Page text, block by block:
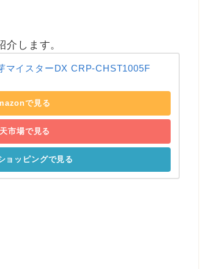
します。
マイスターDX CRP-CHST1005F
で見る
市場で見る
ョッピングで見る